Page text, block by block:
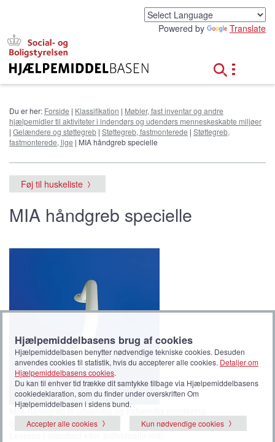
Powered by Translate
Du er her: Forside | Klassifikation | Møbler, fast inventar og andre
hjælpemidler til aktiviteter i indendørs og udendørs menneskeskabte miljøer
| Gelændere og støttegreb | Støttegreb, fastmonterede | Støttegreb,
fastmonterede, lige | MIA håndgreb specielle
Føj til huskeliste
MIA håndgreb specielle
MIA-håndgreb til udvendig og indvendig montering.
Stålrør belagt med Rilsan.
Leveres i standard eller individuelle mål.
Hjælpemiddelbasens brug af cookies
Hjælpemiddelbasen benytter nødvendige tekniske cookies. Desuden
anvendes cookies til statistik, hvis du accepterer alle cookies. Detaljer om
Hjælpemiddelbasens cookies.
Du kan til enhver tid trække dit samtykke tilbage via Hjælpemiddelbasens
cookiedeklaration, som du finder under overskriften Om
Hjælpemiddelbasen i sidens bund.
Accepter alle cookies
Kun nødvendige cookies